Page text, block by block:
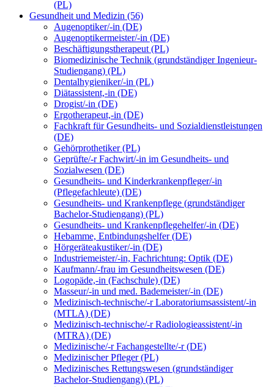
(PL)
Gesundheit und Medizin (56)
Augenoptiker/-in (DE)
Augenoptikermeister/-in (DE)
Beschäftigungstherapeut (PL)
Biomedizinische Technik (grundständiger Ingenieur-
Studiengang) (PL)
Dentalhygieniker/-in (PL)
Diätassistent,-in (DE)
Drogist/-in (DE)
Ergotherapeut,-in (DE)
Fachkraft für Gesundheits- und Sozialdienstleistungen
(DE)
Gehörprothetiker (PL)
Geprüfte/-r Fachwirt/-in im Gesundheits- und
Sozialwesen (DE)
Gesundheits- und Kinderkrankenpfleger/-in
(Pflegefachleute) (DE)
Gesundheits- und Krankenpflege (grundständiger
Bachelor-Studiengang) (PL)
Gesundheits- und Krankenpflegehelfer/-in (DE)
Hebamme, Entbindungshelfer (DE)
Hörgeräteakustiker/-in (DE)
Industriemeister/-in, Fachrichtung: Optik (DE)
Kaufmann/-frau im Gesundheitswesen (DE)
Logopäde,-in (Fachschule) (DE)
Masseur/-in und med. Bademeister/-in (DE)
Medizinisch-technische/-r Laboratoriumsassistent/-in
(MTLA) (DE)
Medizinisch-technische/-r Radiologieassistent/-in
(MTRA) (DE)
Medizinische/-r Fachangestellte/-r (DE)
Medizinischer Pfleger (PL)
Medizinisches Rettungswesen (grundständiger
Bachelor-Studiengang) (PL)